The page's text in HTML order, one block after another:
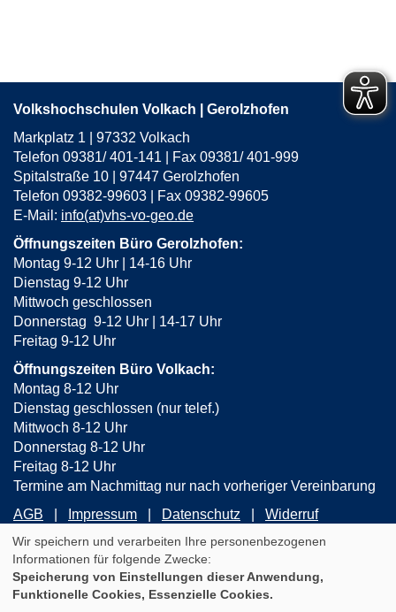
Volkshochschulen Volkach | Gerolzhofen
Markplatz 1 | 97332 Volkach
Telefon 09381/ 401-141 | Fax 09381/ 401-999
Spitalstraße 10 | 97447 Gerolzhofen
Telefon 09382-99603 | Fax 09382-99605
E-Mail: info(at)vhs-vo-geo.de
Öffnungszeiten Büro Gerolzhofen:
Montag 9-12 Uhr | 14-16 Uhr
Dienstag 9-12 Uhr
Mittwoch geschlossen
Donnerstag 9-12 Uhr | 14-17 Uhr
Freitag 9-12 Uhr
Öffnungszeiten Büro Volkach:
Montag 8-12 Uhr
Dienstag geschlossen (nur telef.)
Mittwoch 8-12 Uhr
Donnerstag 8-12 Uhr
Freitag 8-12 Uhr
Termine am Nachmittag nur nach vorheriger Vereinbarung
AGB
Impressum Datenschutz Widerruf
Cookie Einstellungen
WIDERRUFSFORMULAR
Wir speichern und verarbeiten Ihre personenbezogenen
Informationen für folgende Zwecke:
Speicherung von Einstellungen dieser Anwendung,
Funktionelle Cookies, Essenzielle Cookies.